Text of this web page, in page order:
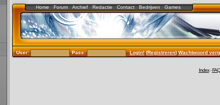
Home Forum Archief Redactie Contact Bedrijven Games
User: Pass: Login!(Registreren)Wachtwoord
Index-FAQ